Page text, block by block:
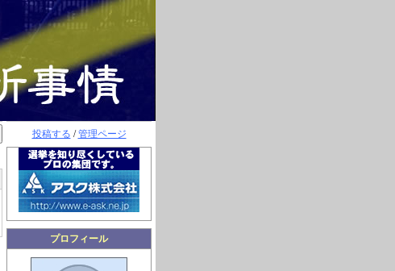
投稿する /管理ページ
プロフィール